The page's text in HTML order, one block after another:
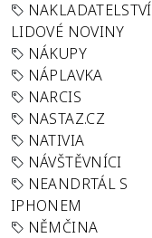
NAKLADATELSTVÍ
LIDOVÉ NOVINY
NÁKUPY
NÁPLAVKA
NARCIS
NASTAZ.CZ
NATIVIA
NÁVŠTĚVNÍCI
NEANDRTÁL S
IPHONEM
NĚMČINA